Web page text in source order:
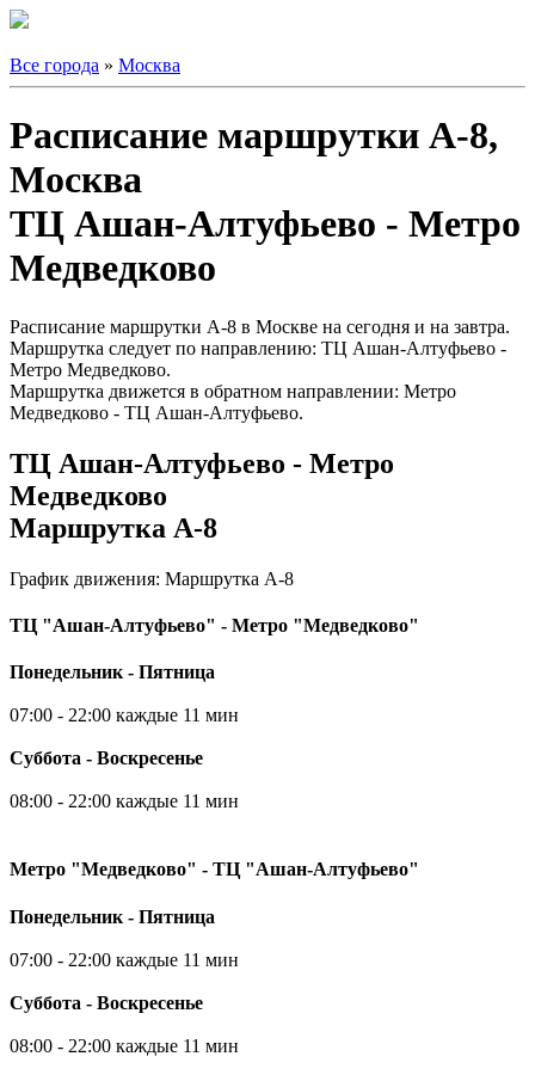
Все города » Москва
Расписание маршрутки А-8,
Москва
ТЦ Ашан-Алтуфьево - Метро
Медведково
Расписание маршрутки А-8 в Москве на сегодня и на завтра.
Маршрутка следует по направлению: ТЦ Ашан-Алтуфьево -
Метро Медведково.
Маршрутка движется в обратном направлении: Метро
Медведково - ТЦ Ашан-Алтуфьево.
ТЦ Ашан-Алтуфьево - Метро
Медведково
Маршрутка А-8
График движения: Маршрутка А-8
ТЦ "Ашан-Алтуфьево" - Метро "Медведково"
Понедельник - Пятница
07:00 - 22:00 каждые 11 мин
Суббота - Воскресенье
08:00 - 22:00 каждые 11 мин
Метро "Медведково" - ТЦ "Ашан-Алтуфьево"
Понедельник - Пятница
07:00 - 22:00 каждые 11 мин
Суббота - Воскресенье
08:00 - 22:00 каждые 11 мин